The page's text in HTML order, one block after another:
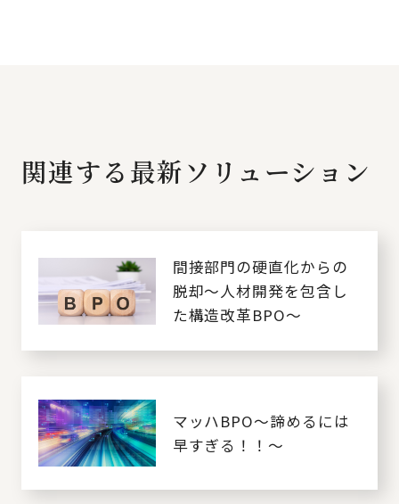
関連する最新ソリューション
間接部門の硬直化からの
脱却～人材開発を包含し
た構造改革BPO～
マッハBPO～諦めるには
早すぎる！！～